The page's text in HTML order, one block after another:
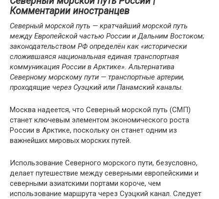
Комментарии иностранцев
Северный морской путь — кратчайший морской путь
между Европейской частью России и Дальним Востоком;
законодательством РФ определён как «исторически
сложившаяся национальная единая транспортная
коммуникация России в Арктике». Альтернатива
Северному морскому пути — транспортные артерии,
проходящие через Суэцкий или Панамский каналы.
Москва надеется, что Северный морской путь (СМП)
станет ключевым элементом экономического роста
России в Арктике, поскольку он станет одним из
важнейших мировых морских путей.
Использование Северного морского пути, безусловно,
делает путешествие между северными европейскими и
северными азиатскими портами короче, чем
использование маршрута через Суэцкий канал. Следует